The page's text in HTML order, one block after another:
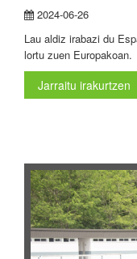
2024-06-26
Lau aldiz irabazi du
lortu zuen Europakoan.
Jarraitu irakurtzen